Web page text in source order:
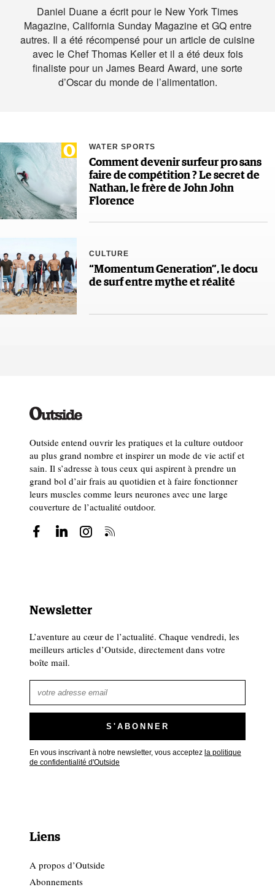
Daniel Duane a écrit pour le New York Times
Magazine, California Sunday Magazine et GQ entre
autres. Il a été récompensé pour un article de cuisine
avec le Chef Thomas Keller et il a été deux fois
finaliste pour un James Beard Award, une sorte
d’Oscar du monde de l’alimentation.
WATER SPORTS
Comment devenir surfeur pro sans
faire de compétition ? Le secret de
Nathan, le frère de John John
Florence
CULTURE
“Momentum Generation”, le docu
de surf entre mythe et réalité
Outside entend ouvrir les pratiques et la culture outdoor
au plus grand nombre et inspirer un mode de vie actif et
sain. Il s’adresse à tous ceux qui aspirent à prendre un
grand bol d’air frais au quotidien et à faire fonctionner
leurs muscles comme leurs neurones avec une large
couverture de l’actualité outdoor.
Newsletter
L’aventure au cœur de l’actualité. Chaque vendredi, les
meilleurs articles d’Outside, directement dans votre
boîte mail.
En vous inscrivant à notre newsletter, vous acceptez la politique
de confidentialité d'Outside
Liens
A propos d’Outside
Abonnements